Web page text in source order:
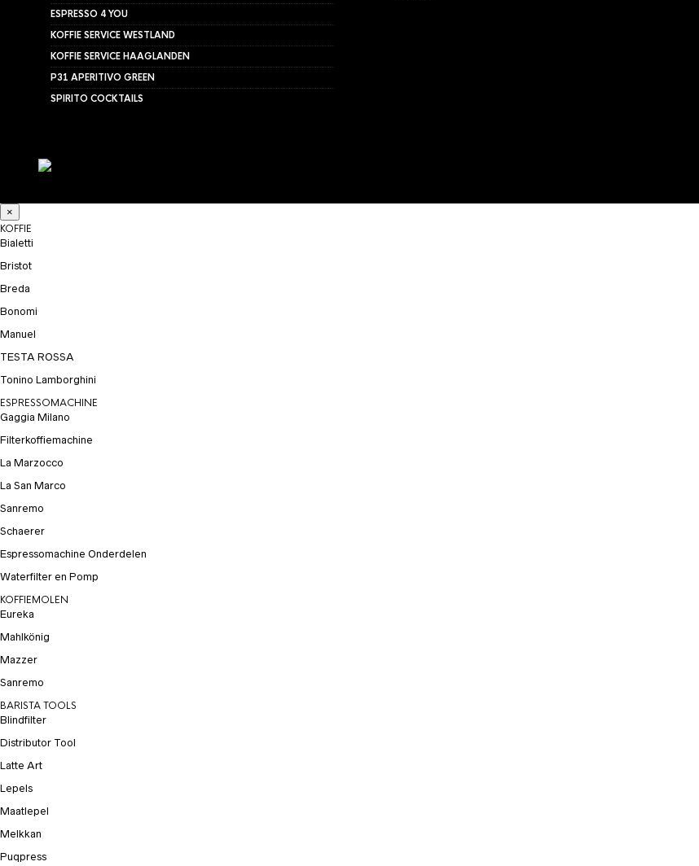
ESPRESSO 4 YOU
KOFFIE SERVICE WESTLAND
KOFFIE SERVICE HAAGLANDEN
P31 APERITIVO GREEN
SPIRITO COCKTAILS
×
KOFFIE
Bialetti
Bristot
Breda
Bonomi
Manuel
TESTA ROSSA
Tonino Lamborghini
ESPRESSOMACHINE
Gaggia Milano
Filterkoffiemachine
La Marzocco
La San Marco
Sanremo
Schaerer
Espressomachine Onderdelen
Waterfilter en Pomp
KOFFIEMOLEN
Eureka
Mahlkönig
Mazzer
Sanremo
BARISTA TOOLS
Blindfilter
Distributor Tool
Latte Art
Lepels
Maatlepel
Melkkan
Puqpress